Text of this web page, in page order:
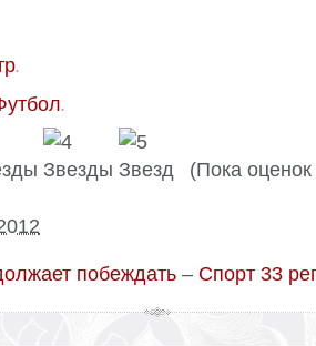
.
.
(Пока оценок
побеждать – Спорт 33